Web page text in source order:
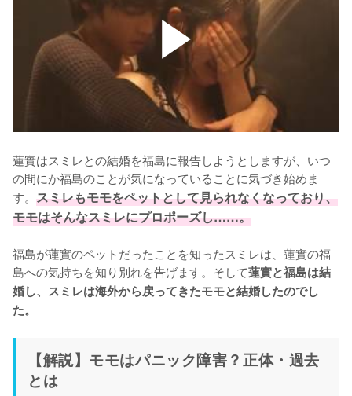
蓮實はスミレとの結婚を福島に報告しようとしますが、いつ
の間にか福島のことが気になっていることに気づき始めま
す。 スミレもモモをペットとして見られなくなっており、
モモはそんなスミレにプロポーズし……。
福島が蓮實のペットだったことを知ったスミレは、蓮實の福
島への気持ちを知り別れを告げます。そして蓮實と福島は結
婚し、スミレは海外から戻ってきたモモと結婚したのでし
た。
【解説】モモはパニック障害？正体・過去
とは